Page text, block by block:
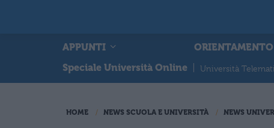
APPUNTI ORIENTAMENTO
Speciale Università Online
Università
HOME NEWS SCUOLA E UNIVERSITÀ NEWS